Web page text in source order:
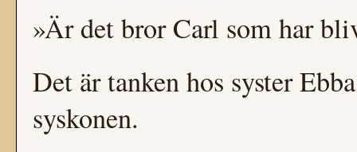
»Är det bror Carl som har
Det är tanken hos syster
syskonen.